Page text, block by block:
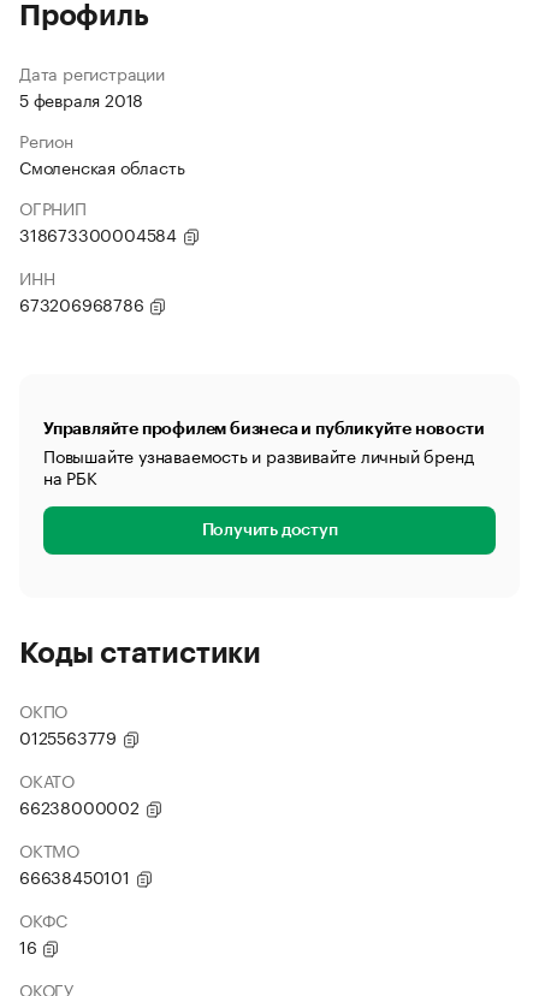
Профиль
Дата регистрации
5 февраля 2018
Регион
Смоленская область
ОГРНИП
318673300004584
ИНН
673206968786
Управляйте профилем бизнеса и публикуйте новости
Повышайте узнаваемость и развивайте личный бренд
на РБК
Получить доступ
Коды статистики
ОКПО
0125563779
ОКАТО
66238000002
ОКТМО
66638450101
ОКФС
16
ОКОГУ